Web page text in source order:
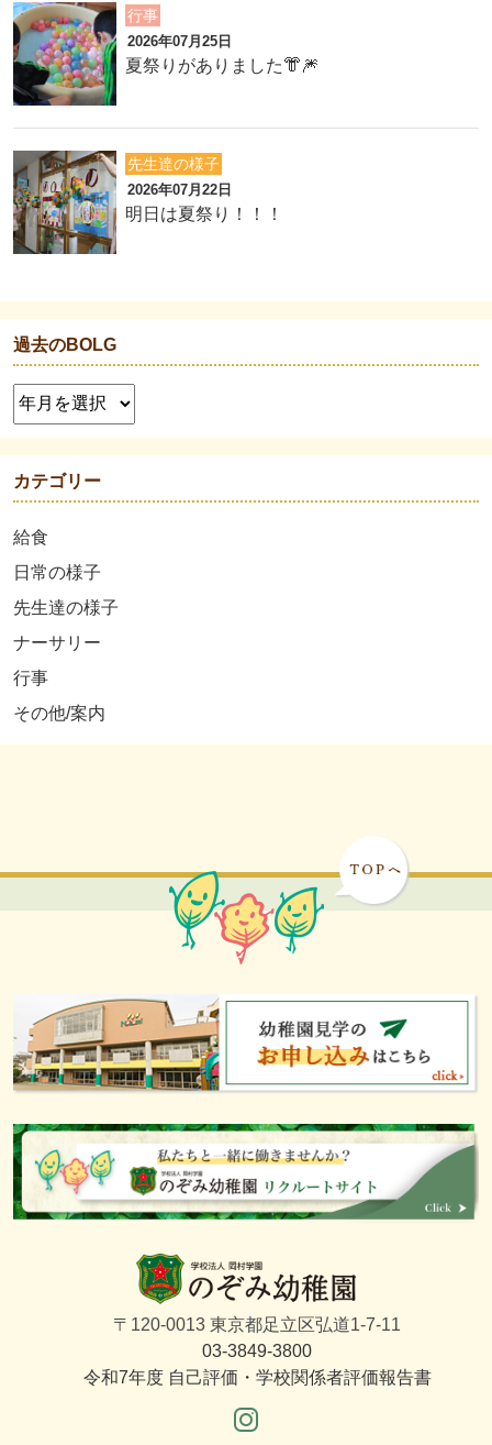
行事
2026年07月25日
夏祭りがありました👘🎆
先生達の様子
2026年07月22日
明日は夏祭り！！！
過去のBOLG
カテゴリー
給食
日常の様子
先生達の様子
ナーサリー
行事
その他/案内
〒120-0013 東京都足立区弘道1-7-11
03-3849-3800
令和7年度 自己評価・学校関係者評価報告書